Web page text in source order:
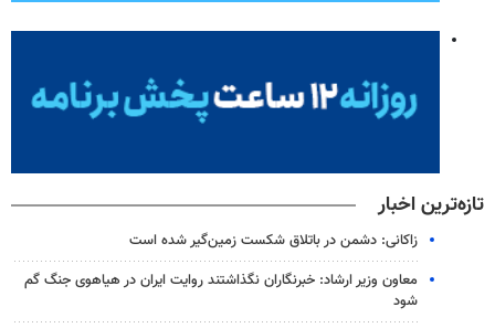
تازه‌ترین اخبار
زاکانی: دشمن در باتلاق شکست زمین‌گیر شده است
معاون وزیر ارشاد: خبرنگاران نگذاشتند روایت ایران در هیاهوی جنگ گم
شود